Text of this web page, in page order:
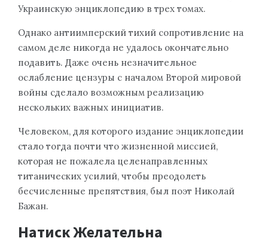
Украинскую энциклопедию в трех томах.
Однако антиимперский тихий сопротивление на
самом деле никогда не удалось окончательно
подавить. Даже очень незначительное
ослабление цензуры с началом Второй мировой
войны сделало возможным реализацию
нескольких важных инициатив.
Человеком, для которого издание энциклопедии
стало тогда почти что жизненной миссией,
которая не пожалела целенаправленных
титанических усилий, чтобы преодолеть
бесчисленные препятствия, был поэт Николай
Бажан.
Натиск Желательна